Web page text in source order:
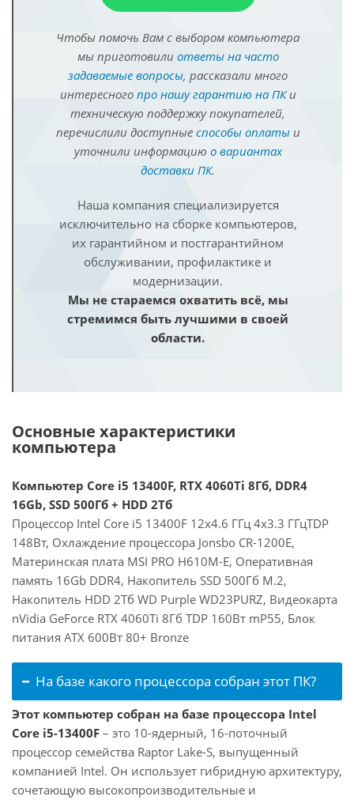
Чтобы помочь Вам с выбором компьютера
мы приготовили ответы на часто
задаваемые вопросы, рассказали много
интересного про нашу гарантию на ПКи
техническую поддержку покупателей,
перечислили доступные способы оплатыи
уточнили информацию о вариантах
доставки ПК.
Наша компания специализируется
исключительно на сборке компьютеров,
их гарантийном и постгарантийном
обслуживании, профилактике и
модернизации.
Мы не стараемся охватить всё, мы
стремимся быть лучшими в своей
области.
Основные характеристики
компьютера
Компьютер Core i5 13400F, RTX 4060Ti 8Гб, DDR4
16Gb, SSD 500Гб + HDD 2Тб
Процессор Intel Core i5 13400F 12x4.6 ГГц 4x3.3 ГГцTDP
148Вт, Охлаждение процессора Jonsbo CR-1200E,
Материнская плата MSI PRO H610M-E, Оперативная
память 16Gb DDR4, Накопитель SSD 500Гб M.2,
Накопитель HDD 2Тб WD Purple WD23PURZ, Видеокарта
nVidia GeForce RTX 4060Ti 8Гб TDP 160Вт mP55, Блок
питания ATX 600Вт 80+ Bronze
На базе какого процессора собран этот ПК?
Этот компьютер собран на базе процессора Intel
Core i5-13400F – это 10-ядерный, 16-поточный
процессор семейства Raptor Lake-S, выпущенный
компанией Intel. Он использует гибридную архитектуру,
сочетающую высокопроизводительные и